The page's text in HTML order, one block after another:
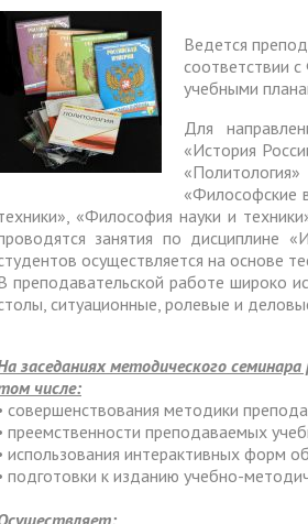
и меры материальной
обучающихся
места для приема
система оценки
образования
содействия
противодействия коррупции
граждан и организаций
электронного документа в
ВО "АнГТУ"
приема по отдельной
разрешение на
проживание для
Ведется
соответствии
учебными
Для
«История
«Философские
«Философия науки и
занятия по дисциплине
осуществляется на основе
преподавательской работе широко
ситуационные, ролевые и
заседаниях методического
числе:
совершенствования методики
преемственности преподаваемых
использования интерактивных форм
подготовки к изданию учебно-